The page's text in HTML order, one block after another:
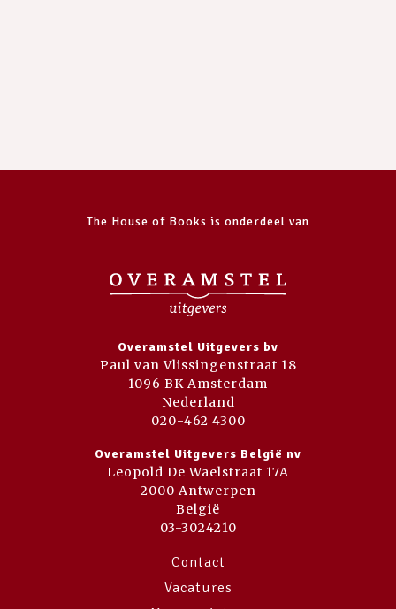
The House of Books is onderdeel van
Overamstel Uitgevers bv
Paul van Vlissingenstraat 18
1096 BK Amsterdam
Nederland
020-462 4300
Overamstel Uitgevers België nv
Leopold De Waelstraat 17A
2000 Antwerpen
België
03-3024210
Contact
Vacatures